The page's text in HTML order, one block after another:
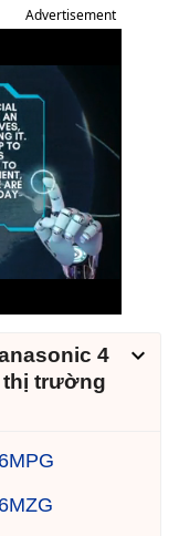
Advertisement
4
thị trường